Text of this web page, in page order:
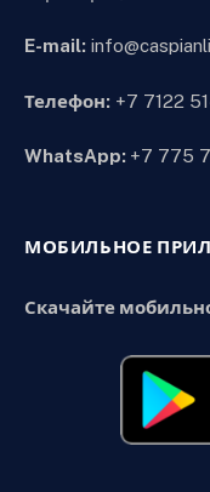
E-mail:
Телефон: +7 7122
WhatsApp: +7 775
МОБИЛЬНОЕ
Скачайте